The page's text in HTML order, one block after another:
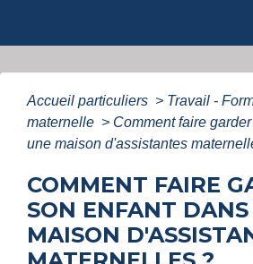
Accueil particuliers > Travail -
maternelle > Comment faire
une maison d'assistantes
COMMENT FAIRE
SON ENFANT
MAISON